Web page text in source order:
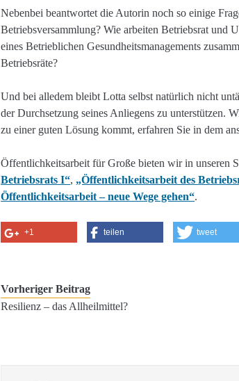
Nebenbei beantwortet die Autorin noch so einige
Betriebsversammlung? Wie arbeiten Betriebsrat und
eines Betrieblichen Gesundheitsmanagements
Betriebsräte?
Und bei alledem bleibt Lotta selbst natürlich nicht
der Durchsetzung seines Anliegens zu unterstützen.
zu einer guten Lösung kommt, erfahren Sie in dem
Öffentlichkeitsarbeit für Große bieten wir in unseren
Betriebsrats I“, „Öffentlichkeitsarbeit des
Öffentlichkeitsarbeit – neue Wege gehen“.
+1 teilen tweet
Vorheriger Beitrag
Resilienz – das Allheilmittel?